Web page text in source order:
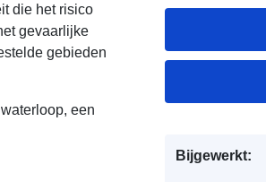
die het risico
gevaarlijke
gebieden
een
Bijgewerkt: